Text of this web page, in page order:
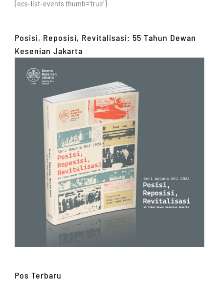
[ecs-list-events thumb='true']
Posisi, Reposisi, Revitalisasi: 55 Tahun Dewan
Kesenian Jakarta
Pos Terbaru